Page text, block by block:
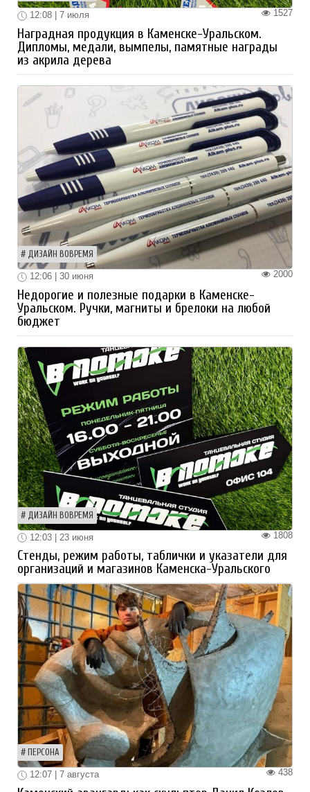
1527
12:08 | 7 июля
Наградная продукция в Каменске-Уральском.
Дипломы, медали, вымпелы, памятные награды
из акрила дерева
ДИЗАЙН ВОВРЕМЯ
2000
12:06 | 30 июня
Недорогие и полезные подарки в Каменске-
Уральском. Ручки, магниты и брелоки на любой
бюджет
ДИЗАЙН ВОВРЕМЯ
1808
12:03 | 23 июня
Стенды, режим работы, таблички и указатели для
организаций и магазинов Каменска-Уральского
ПЕРСОНА
438
12:07 | 7 августа